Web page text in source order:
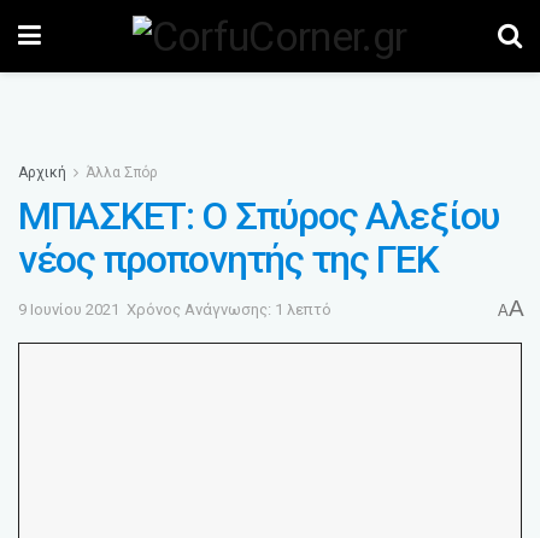
Αρχική Άλλα Σπόρ
ΜΠΑΣΚΕΤ: Ο Σπύρος Αλεξίου
νέος προπονητής της ΓΕΚ
9 Ιουνίου 2021 Χρόνος Ανάγνωσης: 1 λεπτό AA